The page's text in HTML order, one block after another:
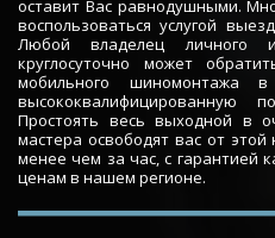
оставит Вас равнодушными.
воспользоваться услугой
Любой владелец личного
круглосуточно может
мобильного шиномонтажа
Простоять весь выходной в
мастера освободят вас от
менее чем за час, с гарантией
ценам в нашем регионе.